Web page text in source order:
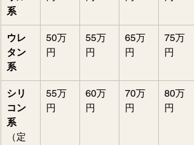
系
ウレ
タン
系
50万
円
55万
円
65万
円
75万
円
シリ
コン
系
（定
55万
円
60万
円
70万
円
80万
円